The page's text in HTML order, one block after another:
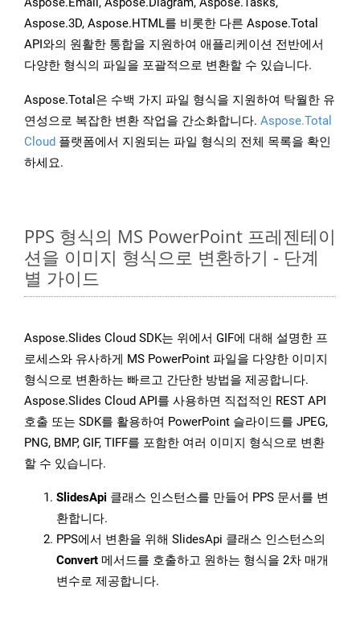
Aspose.3D, Aspose.HTML를 비롯한 다른 Aspose.Total
API와의 원활한 통합을 지원하여 애플리케이션 전반에서
다양한 형식의 파일을 포괄적으로 변환할 수 있습니다.
Aspose.Total은 수백 가지 파일 형식을 지원하여 탁월한 유
연성으로 복잡한 변환 작업을 간소화합니다. Aspose.Total
Cloud 플랫폼에서 지원되는 파일 형식의 전체 목록을 확인
하세요.
PPS 형식의 MS PowerPoint 프레젠테이
션을 이미지 형식으로 변환하기 - 단계
별 가이드
Aspose.Slides Cloud SDK는 위에서 GIF에 대해 설명한 프
로세스와 유사하게 MS PowerPoint 파일을 다양한 이미지
형식으로 변환하는 빠르고 간단한 방법을 제공합니다.
Aspose.Slides Cloud API를 사용하면 직접적인 REST API
호출 또는 SDK를 활용하여 PowerPoint 슬라이드를 JPEG,
PNG, BMP, GIF, TIFF를 포함한 여러 이미지 형식으로 변환
할 수 있습니다.
SlidesApi 클래스 인스턴스를 만들어 PPS 문서를 변
환합니다.
PPS에서 변환을 위해 SlidesApi 클래스 인스턴스의
Convert 메서드를 호출하고 원하는 형식을 2차 매개
변수로 제공합니다.